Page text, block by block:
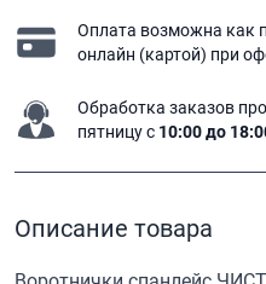
Оплата возможна как
онлайн (картой) при
Обработка заказов
пятницу с 10:00 до
Описание товара